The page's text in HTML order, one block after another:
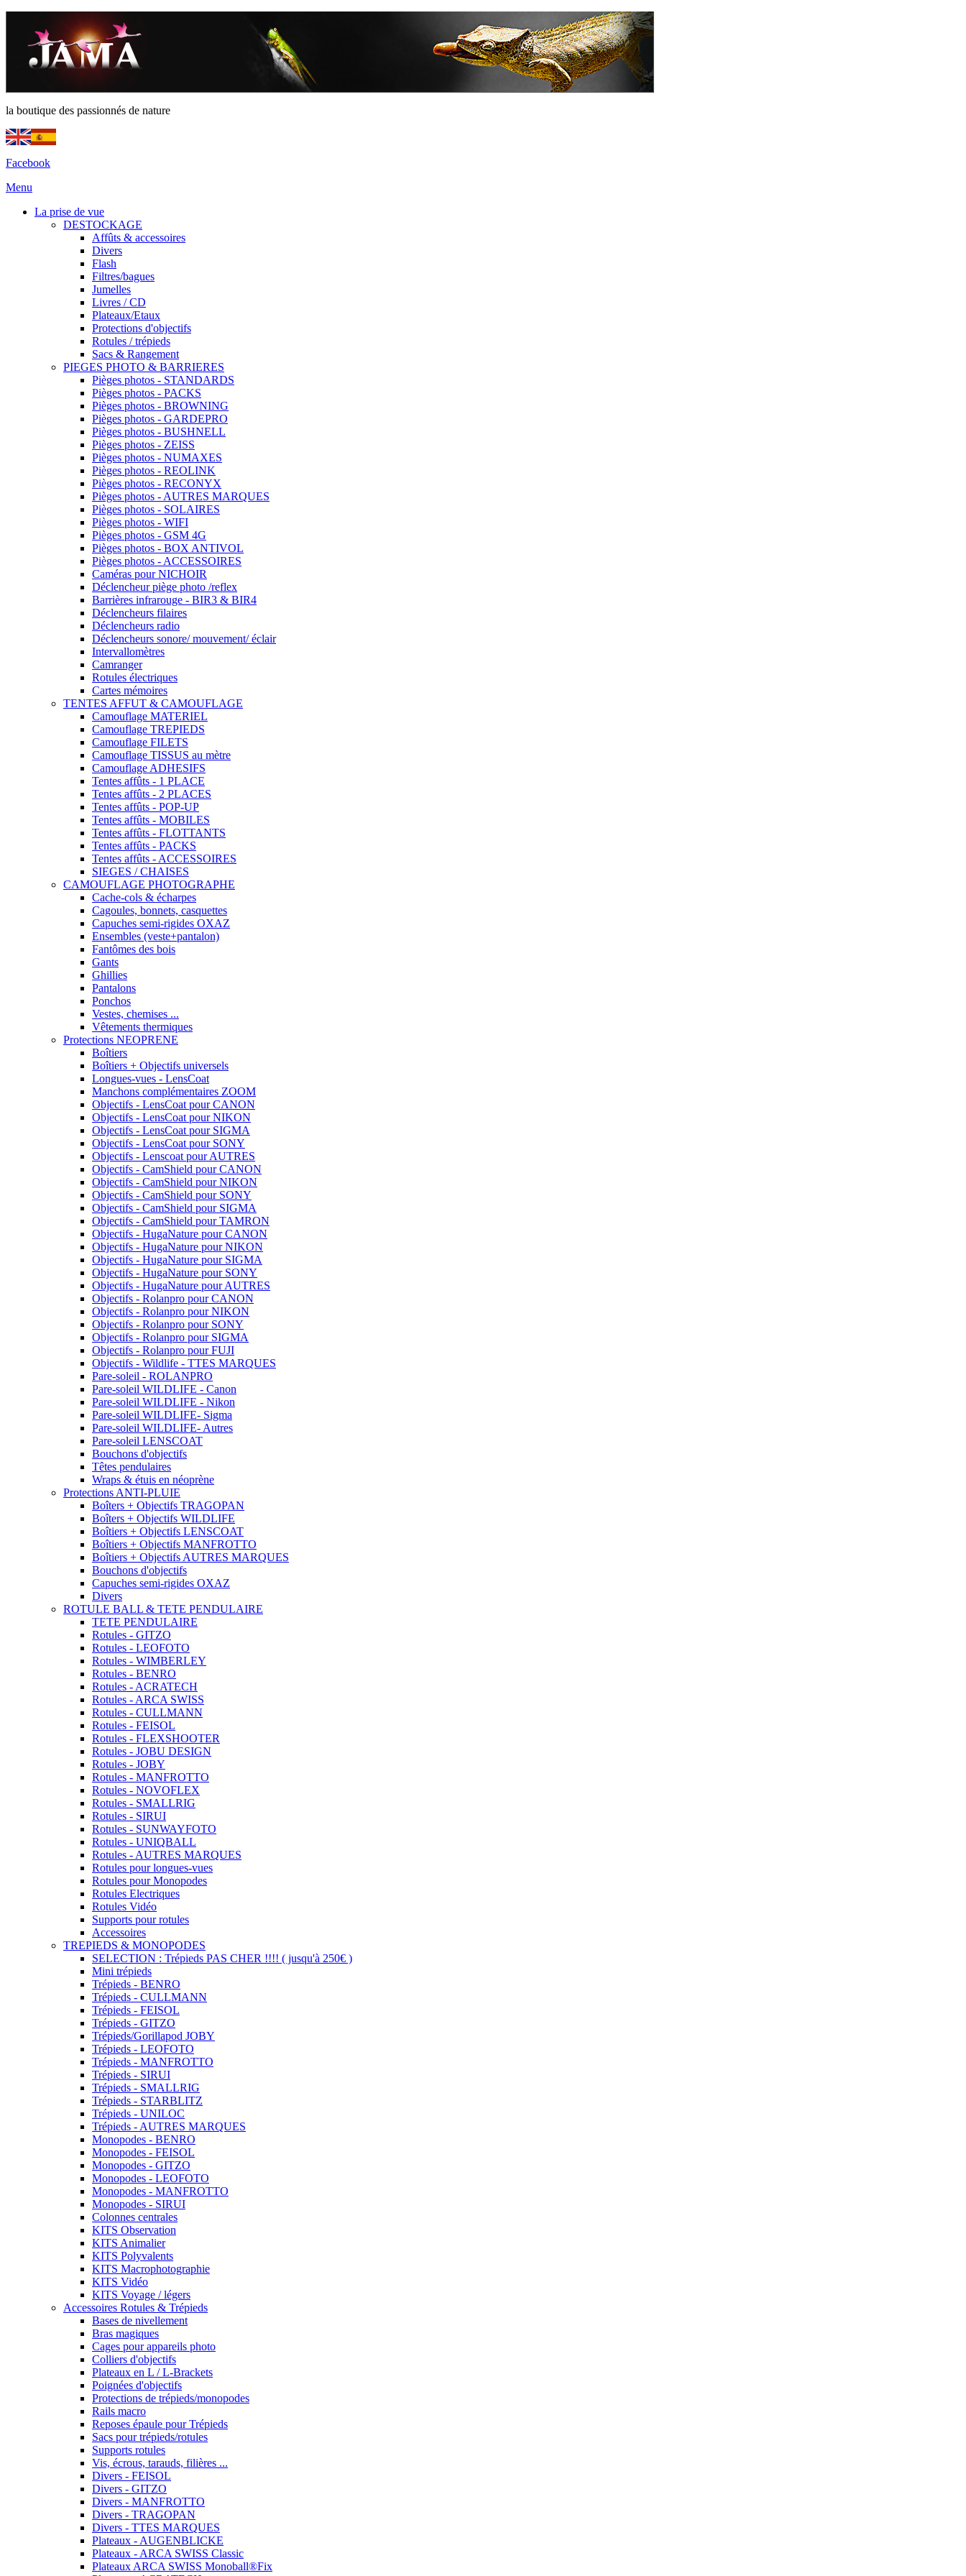
la boutique des passionnés de nature
Facebook
Menu
La prise de vue
DESTOCKAGE
Affûts & accessoires
Divers
Flash
Filtres/bagues
Jumelles
Livres / CD
Plateaux/Etaux
Protections d'objectifs
Rotules / trépieds
Sacs & Rangement
PIEGES PHOTO & BARRIERES
Pièges photos - STANDARDS
Pièges photos - PACKS
Pièges photos - BROWNING
Pièges photos - GARDEPRO
Pièges photos - BUSHNELL
Pièges photos - ZEISS
Pièges photos - NUMAXES
Pièges photos - REOLINK
Pièges photos - RECONYX
Pièges photos - AUTRES MARQUES
Pièges photos - SOLAIRES
Pièges photos - WIFI
Pièges photos - GSM 4G
Pièges photos - BOX ANTIVOL
Pièges photos - ACCESSOIRES
Caméras pour NICHOIR
Déclencheur piège photo /reflex
Barrières infrarouge - BIR3 & BIR4
Déclencheurs filaires
Déclencheurs radio
Déclencheurs sonore/ mouvement/ éclair
Intervallomètres
Camranger
Rotules électriques
Cartes mémoires
TENTES AFFUT & CAMOUFLAGE
Camouflage MATERIEL
Camouflage TREPIEDS
Camouflage FILETS
Camouflage TISSUS au mètre
Camouflage ADHESIFS
Tentes affûts - 1 PLACE
Tentes affûts - 2 PLACES
Tentes affûts - POP-UP
Tentes affûts - MOBILES
Tentes affûts - FLOTTANTS
Tentes affûts - PACKS
Tentes affûts - ACCESSOIRES
SIEGES / CHAISES
CAMOUFLAGE PHOTOGRAPHE
Cache-cols & écharpes
Cagoules, bonnets, casquettes
Capuches semi-rigides OXAZ
Ensembles (veste+pantalon)
Fantômes des bois
Gants
Ghillies
Pantalons
Ponchos
Vestes, chemises ...
Vêtements thermiques
Protections NEOPRENE
Boîtiers
Boîtiers + Objectifs universels
Longues-vues - LensCoat
Manchons complémentaires ZOOM
Objectifs - LensCoat pour CANON
Objectifs - LensCoat pour NIKON
Objectifs - LensCoat pour SIGMA
Objectifs - LensCoat pour SONY
Objectifs - Lenscoat pour AUTRES
Objectifs - CamShield pour CANON
Objectifs - CamShield pour NIKON
Objectifs - CamShield pour SONY
Objectifs - CamShield pour SIGMA
Objectifs - CamShield pour TAMRON
Objectifs - HugaNature pour CANON
Objectifs - HugaNature pour NIKON
Objectifs - HugaNature pour SIGMA
Objectifs - HugaNature pour SONY
Objectifs - HugaNature pour AUTRES
Objectifs - Rolanpro pour CANON
Objectifs - Rolanpro pour NIKON
Objectifs - Rolanpro pour SONY
Objectifs - Rolanpro pour SIGMA
Objectifs - Rolanpro pour FUJI
Objectifs - Wildlife - TTES MARQUES
Pare-soleil - ROLANPRO
Pare-soleil WILDLIFE - Canon
Pare-soleil WILDLIFE - Nikon
Pare-soleil WILDLIFE- Sigma
Pare-soleil WILDLIFE- Autres
Pare-soleil LENSCOAT
Bouchons d'objectifs
Têtes pendulaires
Wraps & étuis en néoprène
Protections ANTI-PLUIE
Boîters + Objectifs TRAGOPAN
Boîters + Objectifs WILDLIFE
Boîtiers + Objectifs LENSCOAT
Boîtiers + Objectifs MANFROTTO
Boîtiers + Objectifs AUTRES MARQUES
Bouchons d'objectifs
Capuches semi-rigides OXAZ
Divers
ROTULE BALL & TETE PENDULAIRE
TETE PENDULAIRE
Rotules - GITZO
Rotules - LEOFOTO
Rotules - WIMBERLEY
Rotules - BENRO
Rotules - ACRATECH
Rotules - ARCA SWISS
Rotules - CULLMANN
Rotules - FEISOL
Rotules - FLEXSHOOTER
Rotules - JOBU DESIGN
Rotules - JOBY
Rotules - MANFROTTO
Rotules - NOVOFLEX
Rotules - SMALLRIG
Rotules - SIRUI
Rotules - SUNWAYFOTO
Rotules - UNIQBALL
Rotules - AUTRES MARQUES
Rotules pour longues-vues
Rotules pour Monopodes
Rotules Electriques
Rotules Vidéo
Supports pour rotules
Accessoires
TREPIEDS & MONOPODES
SELECTION : Trépieds PAS CHER !!!! ( jusqu'à 250€ )
Mini trépieds
Trépieds - BENRO
Trépieds - CULLMANN
Trépieds - FEISOL
Trépieds - GITZO
Trépieds/Gorillapod JOBY
Trépieds - LEOFOTO
Trépieds - MANFROTTO
Trépieds - SIRUI
Trépieds - SMALLRIG
Trépieds - STARBLITZ
Trépieds - UNILOC
Trépieds - AUTRES MARQUES
Monopodes - BENRO
Monopodes - FEISOL
Monopodes - GITZO
Monopodes - LEOFOTO
Monopodes - MANFROTTO
Monopodes - SIRUI
Colonnes centrales
KITS Observation
KITS Animalier
KITS Polyvalents
KITS Macrophotographie
KITS Vidéo
KITS Voyage / légers
Accessoires Rotules & Trépieds
Bases de nivellement
Bras magiques
Cages pour appareils photo
Colliers d'objectifs
Plateaux en L / L-Brackets
Poignées d'objectifs
Protections de trépieds/monopodes
Rails macro
Reposes épaule pour Trépieds
Sacs pour trépieds/rotules
Supports rotules
Vis, écrous, tarauds, filières ...
Divers - FEISOL
Divers - GITZO
Divers - MANFROTTO
Divers - TRAGOPAN
Divers - TTES MARQUES
Plateaux - AUGENBLICKE
Plateaux - ARCA SWISS Classic
Plateaux ARCA SWISS Monoball®Fix